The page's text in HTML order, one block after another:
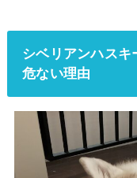
シベリアンハス
危ない理由